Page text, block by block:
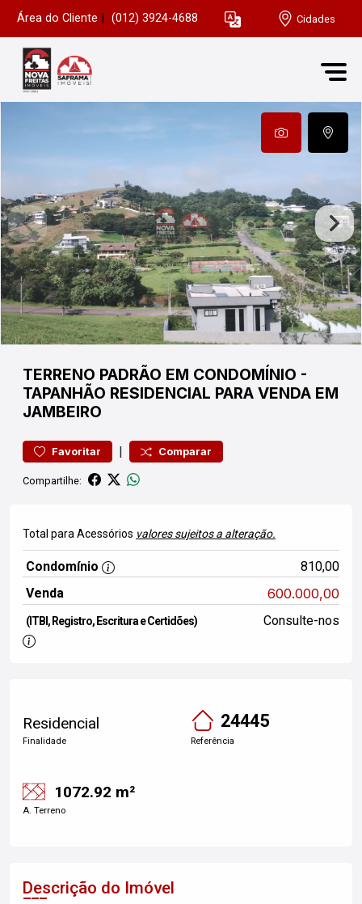
Área do Cliente (012) 3924-4688 Cidades
TERRENO PADRÃO EM CONDOMÍNIO -
TAPANHÃO RESIDENCIAL PARA VENDA EM
JAMBEIRO
Favoritar | Comparar
Compartilhe:
Total para Acessórios valores sujeitos a alteração.
Condomínio
810,00
Venda
600.000,00
(ITBI, Registro, Escritura e Certidões) Consulte-nos
Residencial
Finalidade
24445
Referência
1072.92 m²
A. Terreno
Descrição do Imóvel